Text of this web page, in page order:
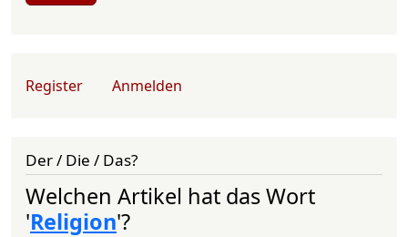
User account menu
Register Anmelden
Der / Die / Das?
Welchen Artikel hat das Wort
'Religion'?